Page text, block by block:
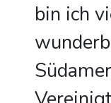
bin ich